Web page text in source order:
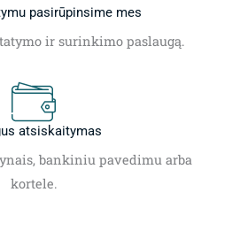
pasirūpinsime mes
ir surinkimo paslaugą.
atsiskaitymas
bankiniu pavedimu arba
kortele.